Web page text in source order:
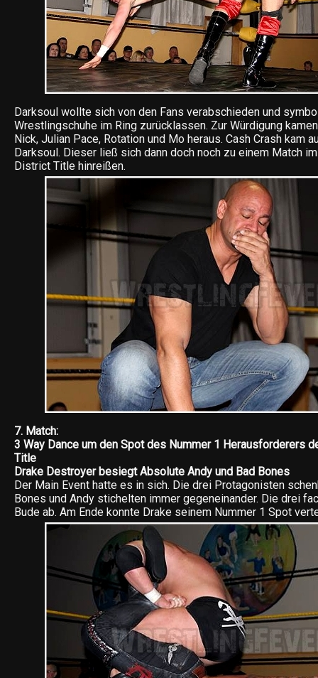
Darksoul wollte sich von den Fans verabschieden und
Wrestlingschuhe im Ring zurücklassen. Zur Würdigung
Nick, Julian Pace, Rotation und Mo heraus. Cash Crash kam
Darksoul. Dieser ließ sich dann doch noch zu einem Match
District Title hinreißen.
7. Match:
3 Way Dance um den Spot des Nummer 1 Herausforderers
Title
Drake Destroyer besiegt Absolute Andy und Bad Bones
Der Main Event hatte es in sich. Die drei Protagonisten
Bones und Andy stichelten immer gegeneinander. Die drei
Bude ab. Am Ende konnte Drake seinem Nummer 1 Spot